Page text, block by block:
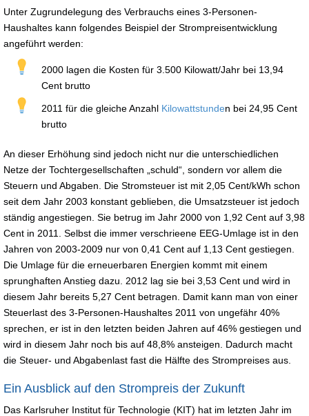
Unter Zugrundelegung des Verbrauchs eines 3-Personen-
Haushaltes kann folgendes Beispiel der Strompreisentwicklung
angeführt werden:
2000 lagen die Kosten für 3.500 Kilowatt/Jahr bei 13,94
Cent brutto
2011 für die gleiche Anzahl Kilowattstunden bei 24,95 Cent
brutto
An dieser Erhöhung sind jedoch nicht nur die unterschiedlichen
Netze der Tochtergesellschaften „schuld“, sondern vor allem die
Steuern und Abgaben. Die Stromsteuer ist mit 2,05 Cent/kWh schon
seit dem Jahr 2003 konstant geblieben, die Umsatzsteuer ist jedoch
ständig angestiegen. Sie betrug im Jahr 2000 von 1,92 Cent auf 3,98
Cent in 2011. Selbst die immer verschrieene EEG-Umlage ist in den
Jahren von 2003-2009 nur von 0,41 Cent auf 1,13 Cent gestiegen.
Die Umlage für die erneuerbaren Energien kommt mit einem
sprunghaften Anstieg dazu. 2012 lag sie bei 3,53 Cent und wird in
diesem Jahr bereits 5,27 Cent betragen. Damit kann man von einer
Steuerlast des 3-Personen-Haushaltes 2011 von ungefähr 40%
sprechen, er ist in den letzten beiden Jahren auf 46% gestiegen und
wird in diesem Jahr noch bis auf 48,8% ansteigen. Dadurch macht
die Steuer- und Abgabenlast fast die Hälfte des Strompreises aus.
Ein Ausblick auf den Strompreis der Zukunft
Das Karlsruher Institut für Technologie (KIT) hat im letzten Jahr im